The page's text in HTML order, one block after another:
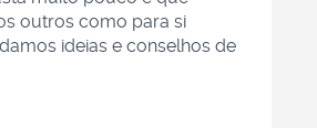
outros como para si
ideias e conselhos de